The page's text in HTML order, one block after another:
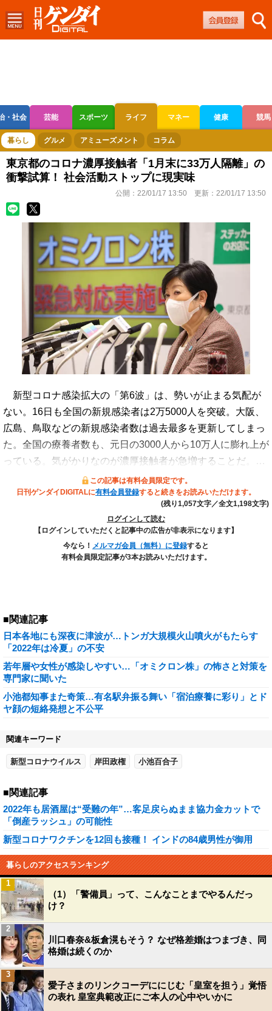
・社会 芸能 スポーツ ライフ マネー 健康 競馬
ボートレース 競輪 オートレース
暮らし グルメ アミューズメント コラム
東京都のコロナ濃厚接触者「1月末に33万人隔離」の
衝撃試算！ 社会活動ストップに現実味
公開： 22/01/17 13:50 更新： 22/01/17 13:50
新型コロナ感染拡大の「第6波」は、勢いが止まる気配が
ない。16日も全国の新規感染者は2万5000人を突破。大阪、
広島、鳥取などの新規感染者数は過去最多を更新してしまっ
た。全国の療養者数も、元日の3000人から10万人に膨れ上が
っている。気がかりなのが濃厚接触者が急増することだ。…
この記事は有料会員限定です。
日刊ゲンダイDIGITALに有料会員登録すると続きをお読みいただけます。
(残り1,057文字／全文1,198文字)
ログインして読む
【ログインしていただくと記事中の広告が非表示になります】
今なら！ メルマガ会員（無料）に登録すると
有料会員限定記事が3本お読みいただけます。
■関連記事
日本各地にも深夜に津波が…トンガ大規模火山噴火がもたらす
「2022年は冷夏」の不安
若年層や女性が感染しやすい…「オミクロン株」の怖さと対策を
専門家に聞いた
小池都知事また奇策…有名駅弁振る舞い「宿泊療養に彩り」とド
ヤ顔の短絡発想と不公平
関連キーワード
新型コロナウイルス 岸田政権 小池百合子
■関連記事
2022年も居酒屋は“受難の年”…客足戻らぬまま協力金カットで
「倒産ラッシュ」の可能性
新型コロナワクチンを12回も接種！ インドの84歳男性が御用
暮らしのアクセスランキング
（1）「警備員」って、こんなことまでやるんだっ
け？
1
川口春奈&板倉滉もそう？ なぜ格差婚はつまづき、同
格婚は続くのか
2
愛子さまのリンクコーデににじむ「皇室を担う」覚悟
の表れ 皇室典範改正にご本人の心中やいかに
3